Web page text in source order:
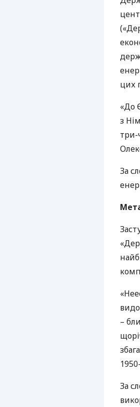
цих
«До
з
три-
За
–
За